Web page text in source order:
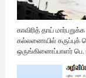
காவிரித் தாய்
கல்லணையில் கருப்புக்
ஒருங்கிணைப்பாளர்